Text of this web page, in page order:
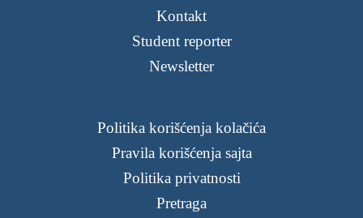
Kontakt
Student reporter
Newsletter
Politika korišćenja kolačića
Pravila korišćenja sajta
Politika privatnosti
Pretraga